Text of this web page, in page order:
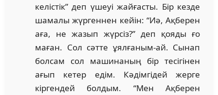
келістік” деп үшеуі жайғасты. Бір кезде
шамалы жүргеннен кейін: “Иә, Ақберен
аға, не жазып жүрсіз?” деп қояды ғо
маған. Сол сәтте ұялғаным-ай. Сынап
болсам сол машинаның бір тесігінен
ағып кетер едім. Кәдімгідей жерге
кіргендей болдым. “Мен Ақберен